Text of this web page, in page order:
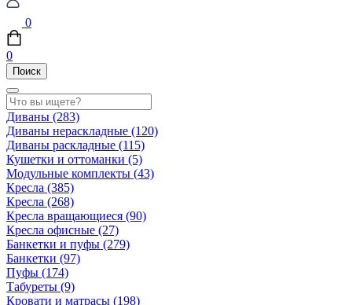
0
0
Поиск
Диваны (283)
Диваны нераскладные (120)
Диваны раскладные (115)
Кушетки и оттоманки (5)
Модульные комплекты (43)
Кресла (385)
Кресла (268)
Кресла вращающиеся (90)
Кресла офисные (27)
Банкетки и пуфы (279)
Банкетки (97)
Пуфы (174)
Табуреты (9)
Кровати и матрасы (198)